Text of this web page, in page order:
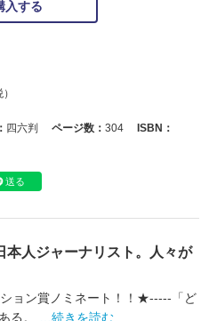
入する
四六判 ページ数： 304
ISBN：
送る
本人ジャーナリスト。人々が
ョン賞ノミネート！！★-----「ど
る。
…続きを読む